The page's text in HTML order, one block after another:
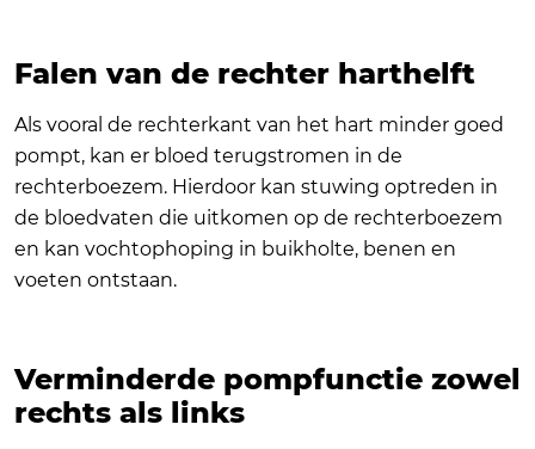
Falen van de rechter harthelft
Als vooral de rechterkant van het hart minder goed
pompt, kan er bloed terugstromen in de
rechterboezem. Hierdoor kan stuwing optreden in
de bloedvaten die uitkomen op de rechterboezem
en kan vochtophoping in buikholte, benen en
voeten ontstaan.
Verminderde pompfunctie zowel
rechts als links